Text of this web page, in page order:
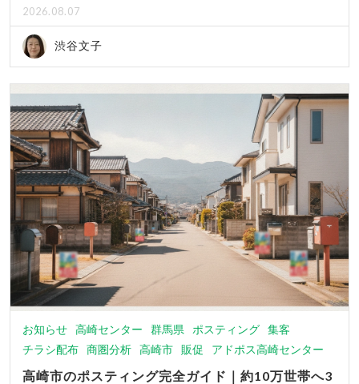
2026.08.07
渋谷文子
お知らせ 高崎センター 群馬県 ポスティング 集客
チラシ配布 商圏分析 高崎市 販促 アドポス高崎センター
高崎市のポスティング完全ガイド｜約10万世帯へ3